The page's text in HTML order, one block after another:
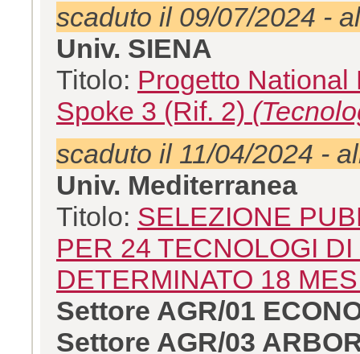
scaduto il 09/07/2024 -
Univ. SIENA
Titolo: Progetto
Spoke 3 (Rif. 2)
scaduto il 11/04/2024 -
Univ. Mediterranea
Titolo: SELEZIONE
PER 24 TECNOLOGI
DETERMINATO 18
Settore AGR/01
Settore AGR/03